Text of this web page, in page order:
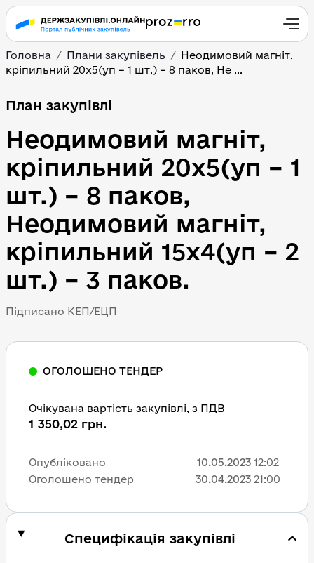
Головна Плани закупівель
Неодимовий магніт,
кріпильний 20х5(уп – 1 шт.) – 8 паков, Не ...
План закупівлі
Неодимовий магніт,
кріпильний 20х5(уп – 1
шт.) – 8 паков,
Неодимовий магніт,
кріпильний 15х4(уп – 2
шт.) – 3 паков.
Підписано КЕП/ЕЦП
Специфікація закупівлі
ОГОЛОШЕНО ТЕНДЕР
Очікувана вартість закупівлі, з ПДВ
1 350,02 грн.
Опубліковано 10.05.2023 12:02
Оголошено тендер
30.04.2023 21:00